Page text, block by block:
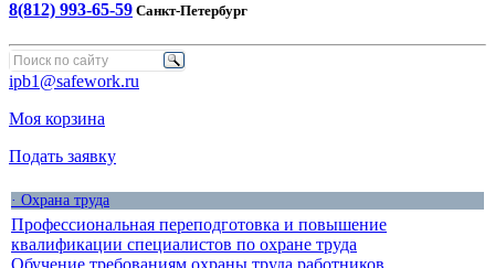
8(812) 993-65-59 Санкт-Петербург
ipb1@safework.ru
Моя корзина
Подать заявку
· Охрана труда
Профессиональная переподготовка и повышение
квалификации специалистов по охране труда
Обучение требованиям охраны труда работников